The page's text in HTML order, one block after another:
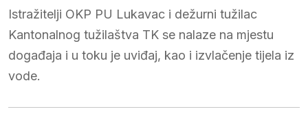
Istražitelji OKP PU Lukavac i dežurni tužilac
Kantonalnog tužilaštva TK se nalaze na mjestu
događaja i u toku je uviđaj, kao i izvlačenje tijela iz
vode.